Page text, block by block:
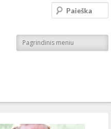
Pagrindinis meniu
Paieška